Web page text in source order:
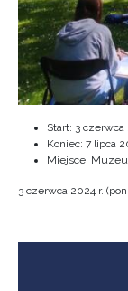
Start: 3 czerwca
Koniec: 7 lipca
Miejsce:
3 czerwca 2024 r.